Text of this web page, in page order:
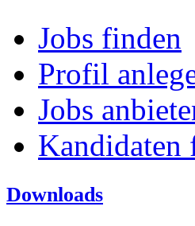
Jobs finden
Profil
Jobs
Kandidaten
Downloads